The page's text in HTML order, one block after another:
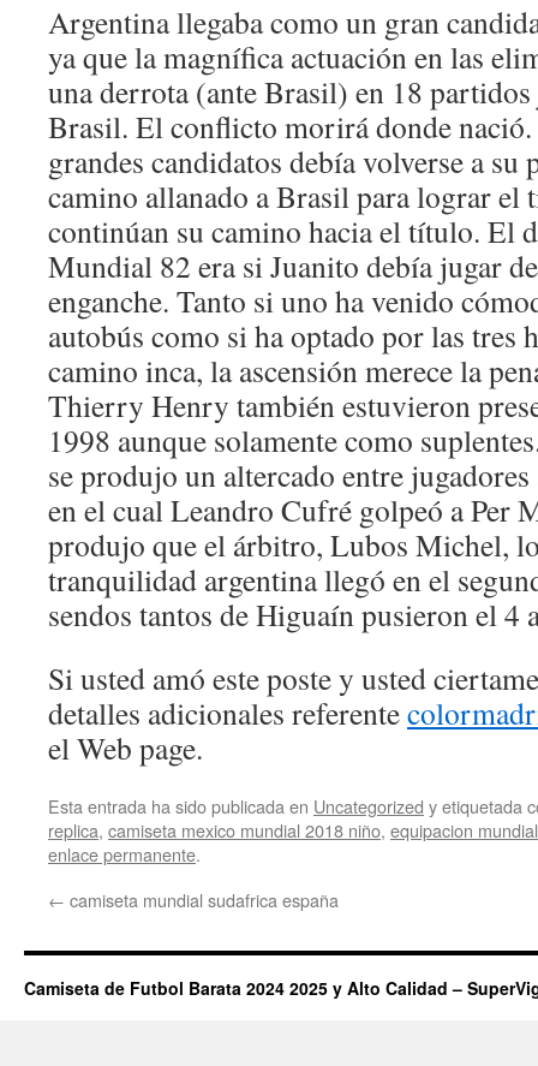
Argentina llegaba como un gran
ya que la magnífica actuación en las
una derrota (ante Brasil) en 18 partidos
Brasil. El conflicto morirá donde nació.
grandes candidatos debía volverse a su
camino allanado a Brasil para lograr el
continúan su camino hacia el título. El
Mundial 82 era si Juanito debía jugar
enganche. Tanto si uno ha venido
autobús como si ha optado por las tres
camino inca, la ascensión merece la
Thierry Henry también estuvieron
1998 aunque solamente como
se produjo un altercado entre
en el cual Leandro Cufré golpeó a Per
produjo que el árbitro, Lubos Michel,
tranquilidad argentina llegó en el
sendos tantos de Higuaín pusieron el 4
Si usted amó este poste y usted
detalles adicionales referente
el Web page.
Esta entrada ha sido publicada en Uncategorized y etiquetada
replica, camiseta mexico mundial 2018 niño, equipacion
enlace permanente.
← camiseta mundial sudafrica españa
Camiseta de Futbol Barata 2024 2025 y Alto Calidad –